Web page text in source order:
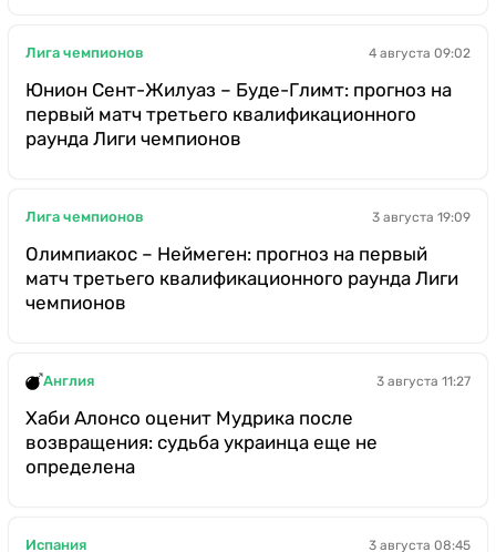
Лига чемпионов 4 августа 09:02
Юнион Сент-Жилуаз – Буде-Глимт: прогноз на
первый матч третьего квалификационного
раунда Лиги чемпионов
Лига чемпионов 3 августа 19:09
Олимпиакос – Неймеген: прогноз на первый
матч третьего квалификационного раунда Лиги
чемпионов
Англия 3 августа 11:27
Хаби Алонсо оценит Мудрика после
возвращения: судьба украинца еще не
определена
Испания 3 августа 08:45